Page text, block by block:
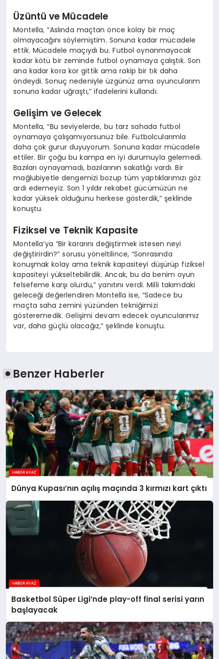
Üzüntü ve Mücadele
Montella, “Aslında maçtan önce kolay bir maç
olmayacağını söylemiştim. Sonuna kadar mücadele
ettik. Mücadele maçıydı bu. Futbol oynanmayacak
kadar kötü bir zeminde futbol oynamaya çalıştık. Son
ana kadar kora kor gittik ama rakip bir tık daha
öndeydi. Sonuç nedeniyle üzgünüz ama oyuncularım
sonuna kadar uğraştı,” ifadelerini kullandı.
Gelişim ve Gelecek
Montella, “Bu seviyelerde, bu tarz sahada futbol
oynamaya çalışamıyorsunuz bile. Futbolcularımla
daha çok gurur duyuyorum. Sonuna kadar mücadele
ettiler. Bir çoğu bu kampa en iyi durumuyla gelemedi.
Bazıları oynayamadı, bazılarının sakatlığı vardı. Bir
mağlubiyetle dengemizi bozup tüm yaptıklarımızı göz
ardı edemeyiz. Son 1 yıldır rekabet gücümüzün ne
kadar yüksek olduğunu herkese gösterdik,” şeklinde
konuştu.
Fiziksel ve Teknik Kapasite
Montella’ya “Bir kararını değiştirmek istesen neyi
değiştirirdin?” sorusu yöneltilince, “Sonrasında
konuşmak kolay ama teknik kapasiteyi düşürüp fiziksel
kapasiteyi yükseltebilirdik. Ancak, bu da benim oyun
felsefeme karşı olurdu,” yanıtını verdi. Milli takımdaki
geleceği değerlendiren Montella ise, “Sadece bu
maçta saha zemini yüzünden tekniğimizi
gösteremedik. Gelişimi devam edecek oyuncularımız
var, daha güçlü olacağız,” şeklinde konuştu.
Benzer Haberler
Dünya Kupası’nın açılış maçında 3 kırmızı kart çıktı
Basketbol Süper Ligi’nde play-off final serisi yarın
başlayacak